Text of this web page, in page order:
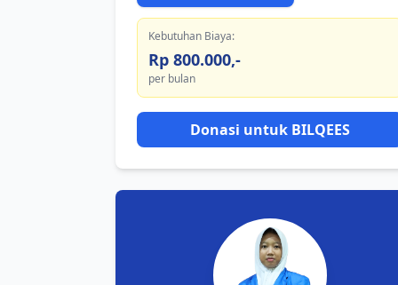
Kebutuhan Biaya:
Rp 800.000,-
per bulan
Donasi untuk BILQEES